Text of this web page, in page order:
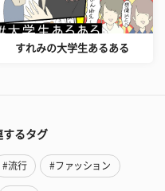
すれみの大学生あるある
するタグ
#流行 #ファッション